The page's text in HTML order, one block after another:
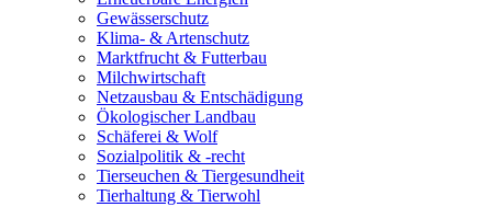
Gewässerschutz
Klima- & Artenschutz
Marktfrucht & Futterbau
Milchwirtschaft
Netzausbau & Entschädigung
Ökologischer Landbau
Schäferei & Wolf
Sozialpolitik & -recht
Tierseuchen & Tiergesundheit
Tierhaltung & Tierwohl